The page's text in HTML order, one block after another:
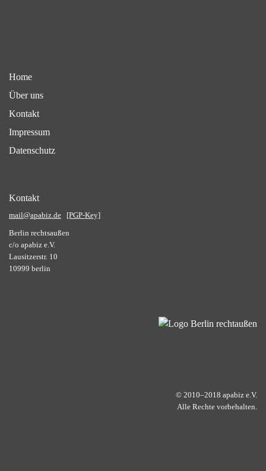
Home
Über uns
Kontakt
Impressum
Datenschutz
Kontakt
mail@apabiz.de [PGP-Key]
Berlin rechtsaußen
c/o apabiz e.V.
Lausitzerstr. 10
10999 berlin
© 2010–2018 apabiz e.V.
Alle Rechte vorbehalten.